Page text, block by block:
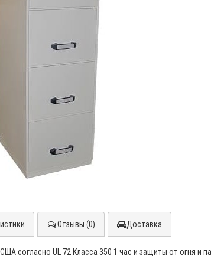
Отзывы (0) Доставка
согласно UL 72 Класса 350 1 час и защиты от огня и